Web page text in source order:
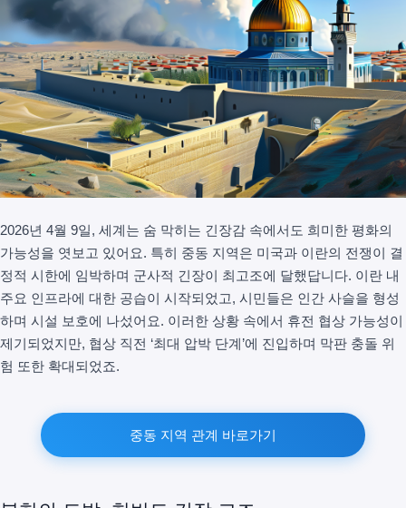
2026년 4월 9일, 세계는 숨 막히는 긴장감 속에서도 희미한 평화의
가능성을 엿보고 있어요. 특히 중동 지역은 미국과 이란의 전쟁이 결
정적 시한에 임박하며 군사적 긴장이 최고조에 달했답니다. 이란 내
주요 인프라에 대한 공습이 시작되었고, 시민들은 인간 사슬을 형성
하며 시설 보호에 나섰어요. 이러한 상황 속에서 휴전 협상 가능성이
제기되었지만, 협상 직전 ‘최대 압박 단계’에 진입하며 막판 충돌 위
험 또한 확대되었죠.
중동 지역 관계 바로가기